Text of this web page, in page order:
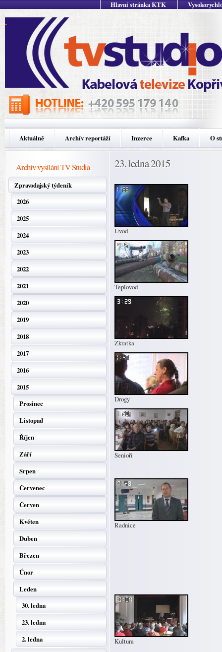
Hlavní stránka KTK
Aktuálně Archív reportáží Inzerce Kafka O
Archív vysílání TV Studia
Zpravodajský týdeník
2026
2025
2024
2023
2022
2021
2020
2019
2018
2017
2016
2015
Prosinec
Listopad
Říjen
Září
Srpen
Červenec
Červen
Květen
Duben
Březen
Únor
Leden
30. ledna
23. ledna
2. ledna
23. ledna 2015
Úvod
Teplovod
Zkratka
Drogy
Senioři
Radnice
Kultura